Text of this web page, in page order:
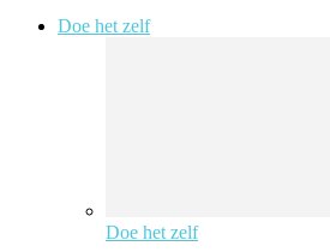
Doe het zelf
Doe het zelf